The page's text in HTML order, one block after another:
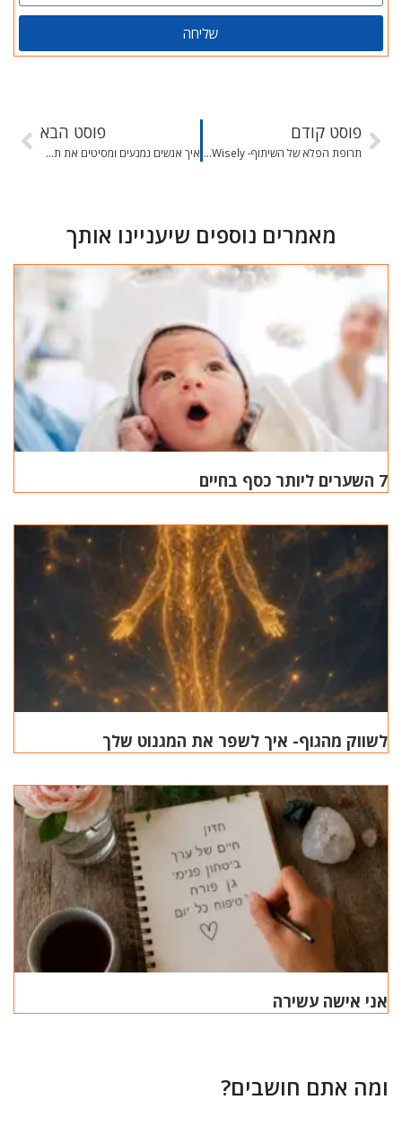
שליחה
פוסט קודם
תרופת הפלא של השיתוף- share Wisely
פוסט הבא
איך אנשים נמנעים ומסיטים את תשומת ליבם מרגשות לא נעימים
מאמרים נוספים שיעניינו אותך
7 השערים ליותר כסף בחיים
לשווק מהגוף- איך לשפר את המגנוט שלך
אני אישה עשירה
ומה אתם חושבים?